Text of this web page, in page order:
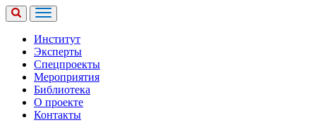
Институт
Эксперты
Спецпроекты
Мероприятия
Библиотека
О проекте
Контакты